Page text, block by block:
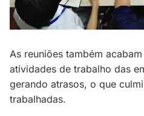
As reuniões também
atividades de trabalho das
gerando atrasos, o que
trabalhadas.